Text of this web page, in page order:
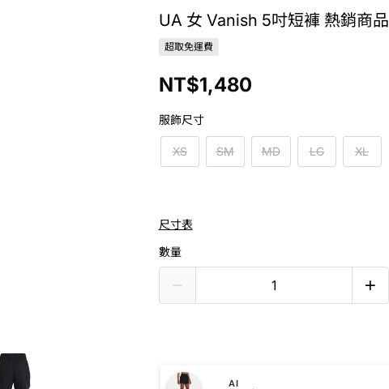
UA 女 Vanish 5吋短褲 熱銷商品
超取免運費
NT$1,480
服飾尺寸
XS SM MD LG XL
尺寸表
數量
AI